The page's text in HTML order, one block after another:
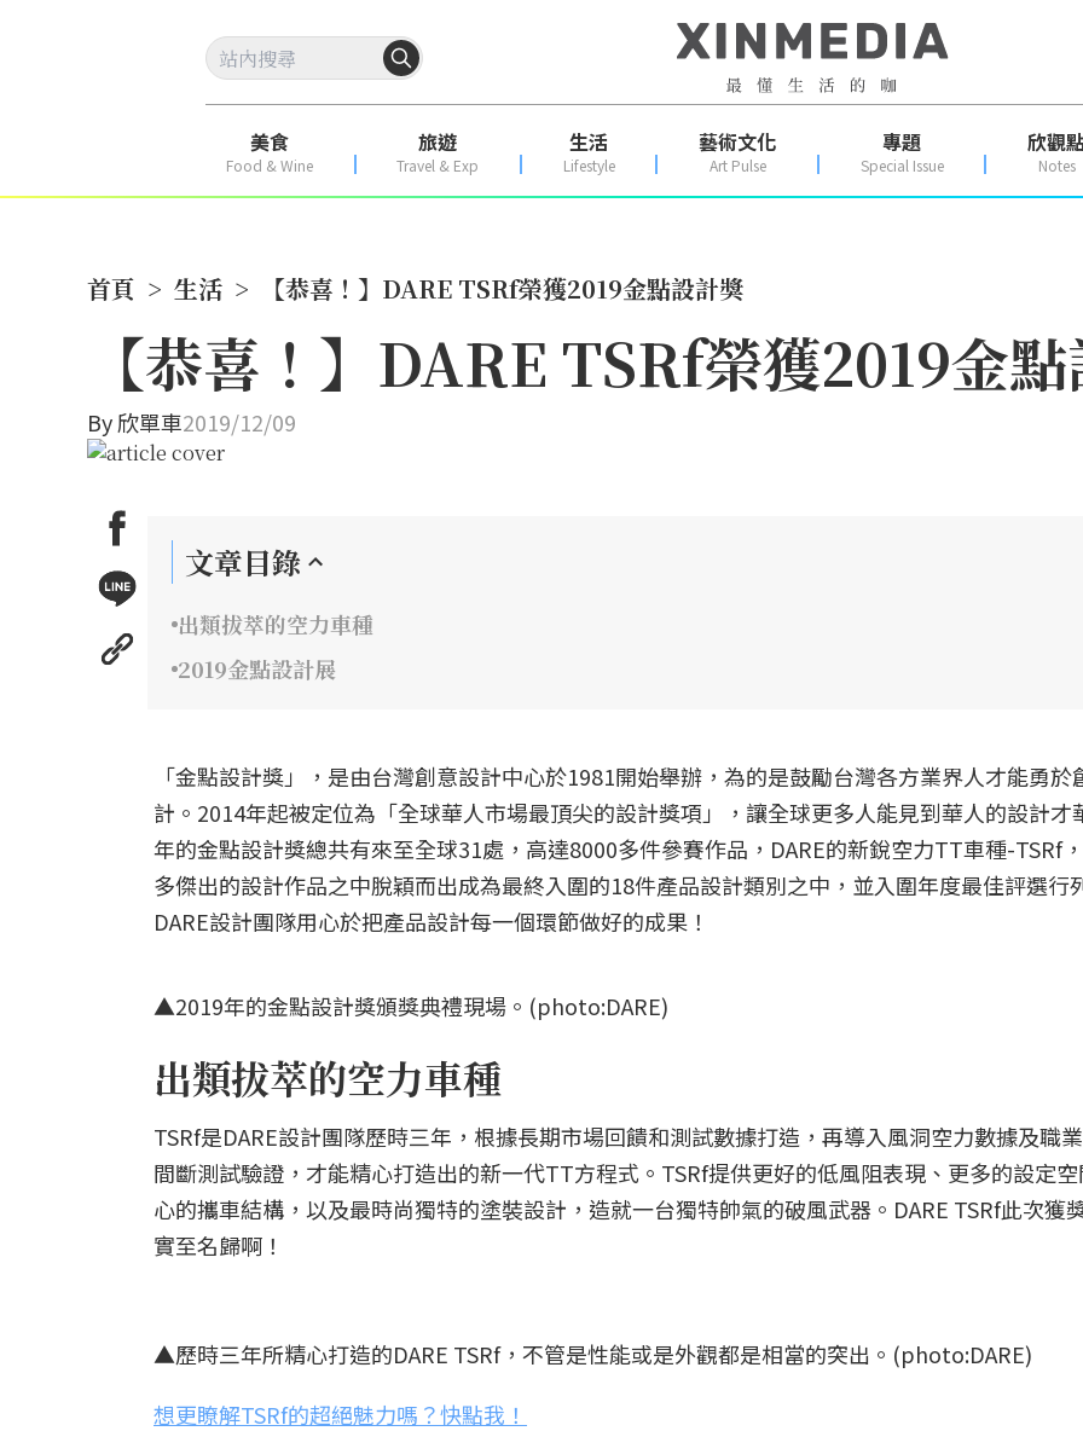
美食
Food & Wine
旅遊
Travel & Exp
生活
Lifestyle
藝術文化
Art Pulse
專題
Special Issue
欣觀
Notes
首頁 > 生活 > 【恭喜！】DARE TSRf榮獲2019金點設計獎
【恭喜！】DARE TSRf榮獲2019金
By欣單車2019/12/09
文章目錄
出類拔萃的空力車種
2019金點設計展
「金點設計獎」，是由台灣創意設計中心於1981開始舉辦，為的是鼓勵台灣各方業界人才能勇於
計。2014年起被定位為「全球華人市場最頂尖的設計獎項」，讓全球更多人能見到華人的設計才
年的金點設計獎總共有來至全球31處，高達8000多件參賽作品，DARE的新銳空力TT車種-TSRf
多傑出的設計作品之中脫穎而出成為最終入圍的18件產品設計類別之中，並入圍年度最佳評選行
DARE設計團隊用心於把產品設計每一個環節做好的成果！
▲2019年的金點設計獎頒獎典禮現場。(photo:DARE)
出類拔萃的空力車種
TSRf是DARE設計團隊歷時三年，根據長期市場回饋和測試數據打造，再導入風洞空力數據及職
間斷測試驗證，才能精心打造出的新一代TT方程式。TSRf提供更好的低風阻表現、更多的設定
心的攜車結構，以及最時尚獨特的塗裝設計，造就一台獨特帥氣的破風武器。DARE TSRf此次獲
實至名歸啊！
▲歷時三年所精心打造的DARE TSRf，不管是性能或是外觀都是相當的突出。(photo:DARE)
想更瞭解TSRf的超絕魅力嗎？快點我！